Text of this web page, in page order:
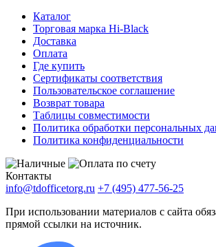
Каталог
Торговая марка Hi-Black
Доставка
Оплата
Где купить
Сертификаты соответствия
Пользовательское соглашение
Возврат товара
Таблицы совместимости
Политика обработки персональных
Политика конфиденциальности
Контакты
info@tdofficetorg.ru +7 (495) 477-56-25
При использовании материалов с сайта
прямой ссылки на источник.